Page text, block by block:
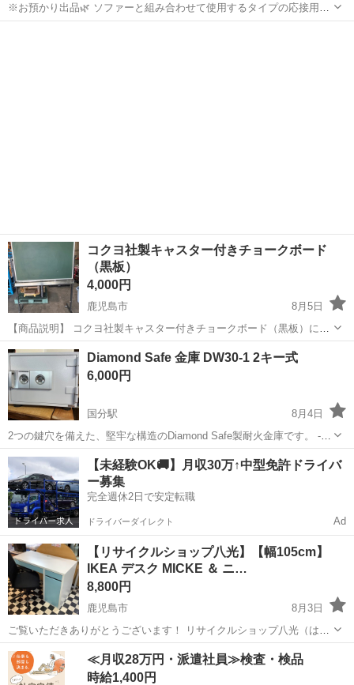
※お預かり出品🌿 ソファーと組み合わせて使用するタイプの応接用テ
ーブル。 一般家庭用と異なる点は、 ✨枠組みや脚がスチール製でとに
コクヨ社製キャスター付きチョークボード
（黒板）
4,000円
鹿児島市
8月5日
【商品説明】 コクヨ社製キャスター付きチョークボード（黒板）にな
ります。 製造年は不明です。 キャスター付きなので移動して使用する
ことも容易にできます。 ※キャスターにロック機構は付いております
が、経年劣化のため...
鹿児島 鹿児島市 オフィス用家具
Diamond Safe 金庫 DW30-1 2キー式
6,000円
国分駅
8月4日
2つの鍵穴を備えた、堅牢な構造のDiamond Safe製耐火金庫です。 -
ブランド: Diamond Safe - モデル: DW30-1 - ロック方式: 2キー式 - 内
部仕様: トレイ1段付き （W412×D3...
鹿児島 霧島市 国分駅 オフィス用家具
【未経験OK🚚】月収30万↑中型免許ドライバ
ー募集
完全週休2日で安定転職
ドライバーダイレクト Ad
【リサイクルショップ八光】【幅105cm】
IKEA デスク MICKE ＆ ニ…
8,800円
鹿児島市
8月3日
ご覧いただきありがとうございます！ リサイクルショップ八光（はっ
こう）です。 シンプルで使いやすいIKEAの大人気デスク
「MICKE（ミッケ）」と、ニトリのチェアを組み合わせたお得なセッ
トです。 パソコン作...
鹿児島 鹿児島市 オフィス用家具 デスク
≪月収28万円・派遣社員≫検査・検品
時給1,400円